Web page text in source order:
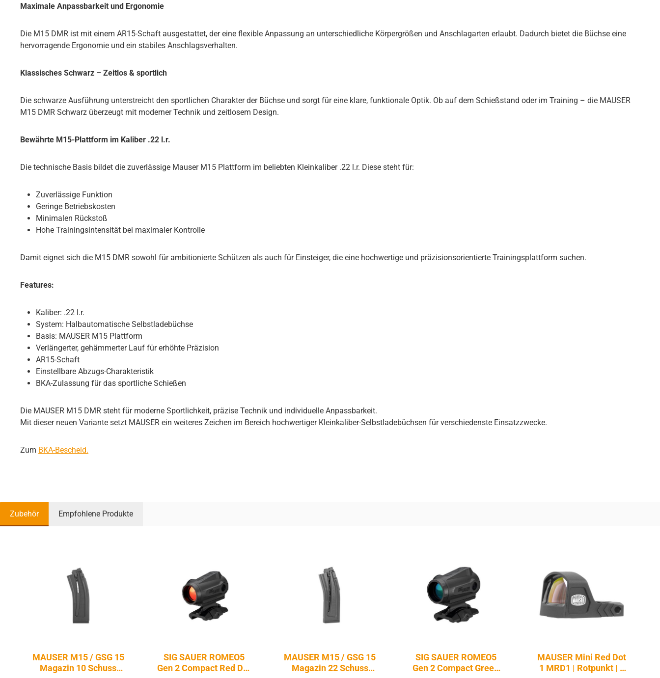
Maximale Anpassbarkeit und Ergonomie
Die M15 DMR ist mit einem AR15-Schaft ausgestattet, der eine flexible Anpassung an unterschiedliche Körpergrößen und Anschlagarten erlaubt. Dadurch bietet die Büchse eine
hervorragende Ergonomie und ein stabiles Anschlagsverhalten.
Klassisches Schwarz – Zeitlos & sportlich
Die schwarze Ausführung unterstreicht den sportlichen Charakter der Büchse und sorgt für eine klare, funktionale Optik. Ob auf dem Schießstand oder im Training – die MAUSER
M15 DMR Schwarz überzeugt mit moderner Technik und zeitlosem Design.
Bewährte M15-Plattform im Kaliber .22 l.r.
Die technische Basis bildet die zuverlässige Mauser M15 Plattform im beliebten Kleinkaliber .22 l.r. Diese steht für:
Zuverlässige Funktion
Geringe Betriebskosten
Minimalen Rückstoß
Hohe Trainingsintensität bei maximaler Kontrolle
Damit eignet sich die M15 DMR sowohl für ambitionierte Schützen als auch für Einsteiger, die eine hochwertige und präzisionsorientierte Trainingsplattform suchen.
Features:
Kaliber: .22 l.r.
System: Halbautomatische Selbstladebüchse
Basis: MAUSER M15 Plattform
Verlängerter, gehämmerter Lauf für erhöhte Präzision
AR15-Schaft
Einstellbare Abzugs-Charakteristik
BKA-Zulassung für das sportliche Schießen
Die MAUSER M15 DMR steht für moderne Sportlichkeit, präzise Technik und individuelle Anpassbarkeit.
Mit dieser neuen Variante setzt MAUSER ein weiteres Zeichen im Bereich hochwertiger Kleinkaliber-Selbstladebüchsen für verschiedenste Einsatzzwecke.
Zum BKA-Bescheid.
Zubehör Empfohlene Produkte
MAUSER M15 / GSG 15
Magazin 10 Schuss
SIG SAUER ROMEO5
Gen 2 Compact Red Dot
MAUSER M15 / GSG 15
Magazin 22 Schuss
SIG SAUER ROMEO5
Gen 2 Compact Green
MAUSER Mini Red Dot
1 MRD1 | Rotpunkt | 3